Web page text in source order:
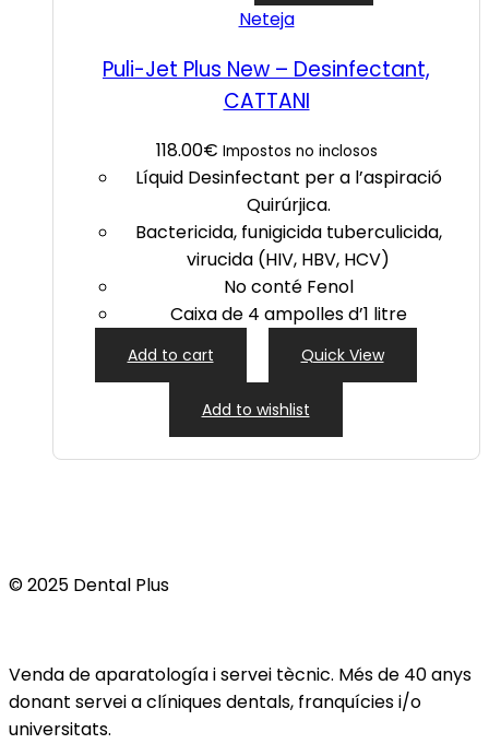
Neteja
Puli-Jet Plus New – Desinfectant,
CATTANI
118.00€ Impostos no inclosos
Líquid Desinfectant per a l’aspiració
Quirúrjica.
Bactericida, funigicida tuberculicida,
virucida (HIV, HBV, HCV)
No conté Fenol
Caixa de 4 ampolles d’1 litre
Add to cart Quick View
Add to wishlist
© 2025 Dental Plus
Venda de aparatología i servei tècnic. Més de 40 anys
donant servei a clíniques dentals, franquícies i/o
universitats.